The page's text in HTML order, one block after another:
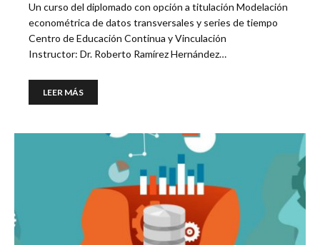
Un curso del diplomado con opción a titulación Modelación
econométrica de datos transversales y series de tiempo
Centro de Educación Continua y Vinculación
Instructor: Dr. Roberto Ramírez Hernández…
LEER MÁS